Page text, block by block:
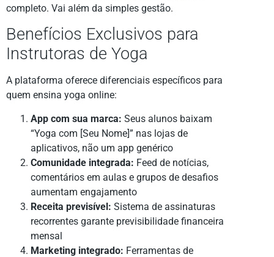
completo. Vai além da simples gestão.
Benefícios Exclusivos para
Instrutoras de Yoga
A plataforma oferece diferenciais específicos para
quem ensina yoga online:
App com sua marca: Seus alunos baixam
“Yoga com [Seu Nome]” nas lojas de
aplicativos, não um app genérico
Comunidade integrada: Feed de notícias,
comentários em aulas e grupos de desafios
aumentam engajamento
Receita previsível: Sistema de assinaturas
recorrentes garante previsibilidade financeira
mensal
Marketing integrado: Ferramentas de